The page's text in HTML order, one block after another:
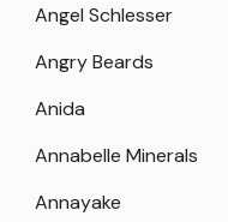
Angel Schlesser
Angry Beards
Anida
Annabelle Minerals
Annayake